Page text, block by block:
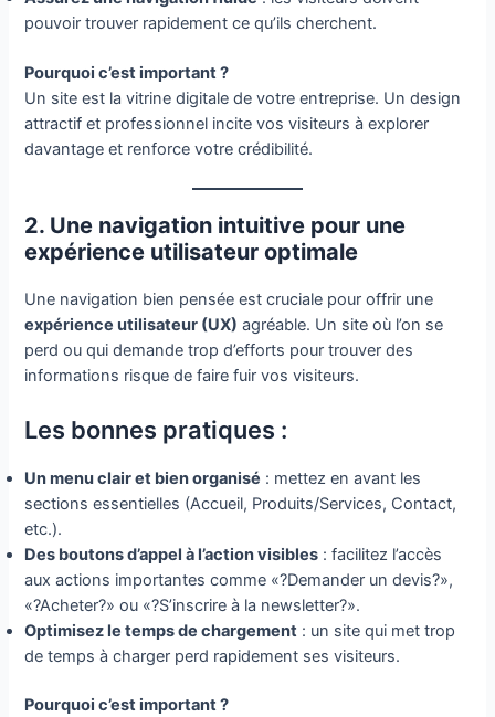
pouvoir trouver rapidement ce qu’ils cherchent.
Pourquoi c’est important ?
Un site est la vitrine digitale de votre entreprise. Un design
attractif et professionnel incite vos visiteurs à explorer
davantage et renforce votre crédibilité.
2. Une navigation intuitive pour une
expérience utilisateur optimale
Une navigation bien pensée est cruciale pour offrir une
expérience utilisateur (UX) agréable. Un site où l’on se
perd ou qui demande trop d’efforts pour trouver des
informations risque de faire fuir vos visiteurs.
Les bonnes pratiques :
Un menu clair et bien organisé : mettez en avant les
sections essentielles (Accueil, Produits/Services, Contact,
etc.).
Des boutons d’appel à l’action visibles : facilitez l’accès
aux actions importantes comme «?Demander un devis?»,
«?Acheter?» ou «?S’inscrire à la newsletter?».
Optimisez le temps de chargement : un site qui met trop
de temps à charger perd rapidement ses visiteurs.
Pourquoi c’est important ?